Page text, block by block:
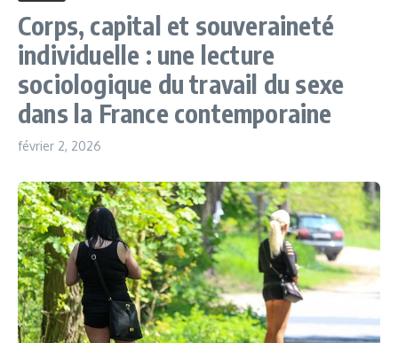
Corps, capital et souveraineté
individuelle : une lecture
sociologique du travail du sexe
dans la France contemporaine
février 2, 2026